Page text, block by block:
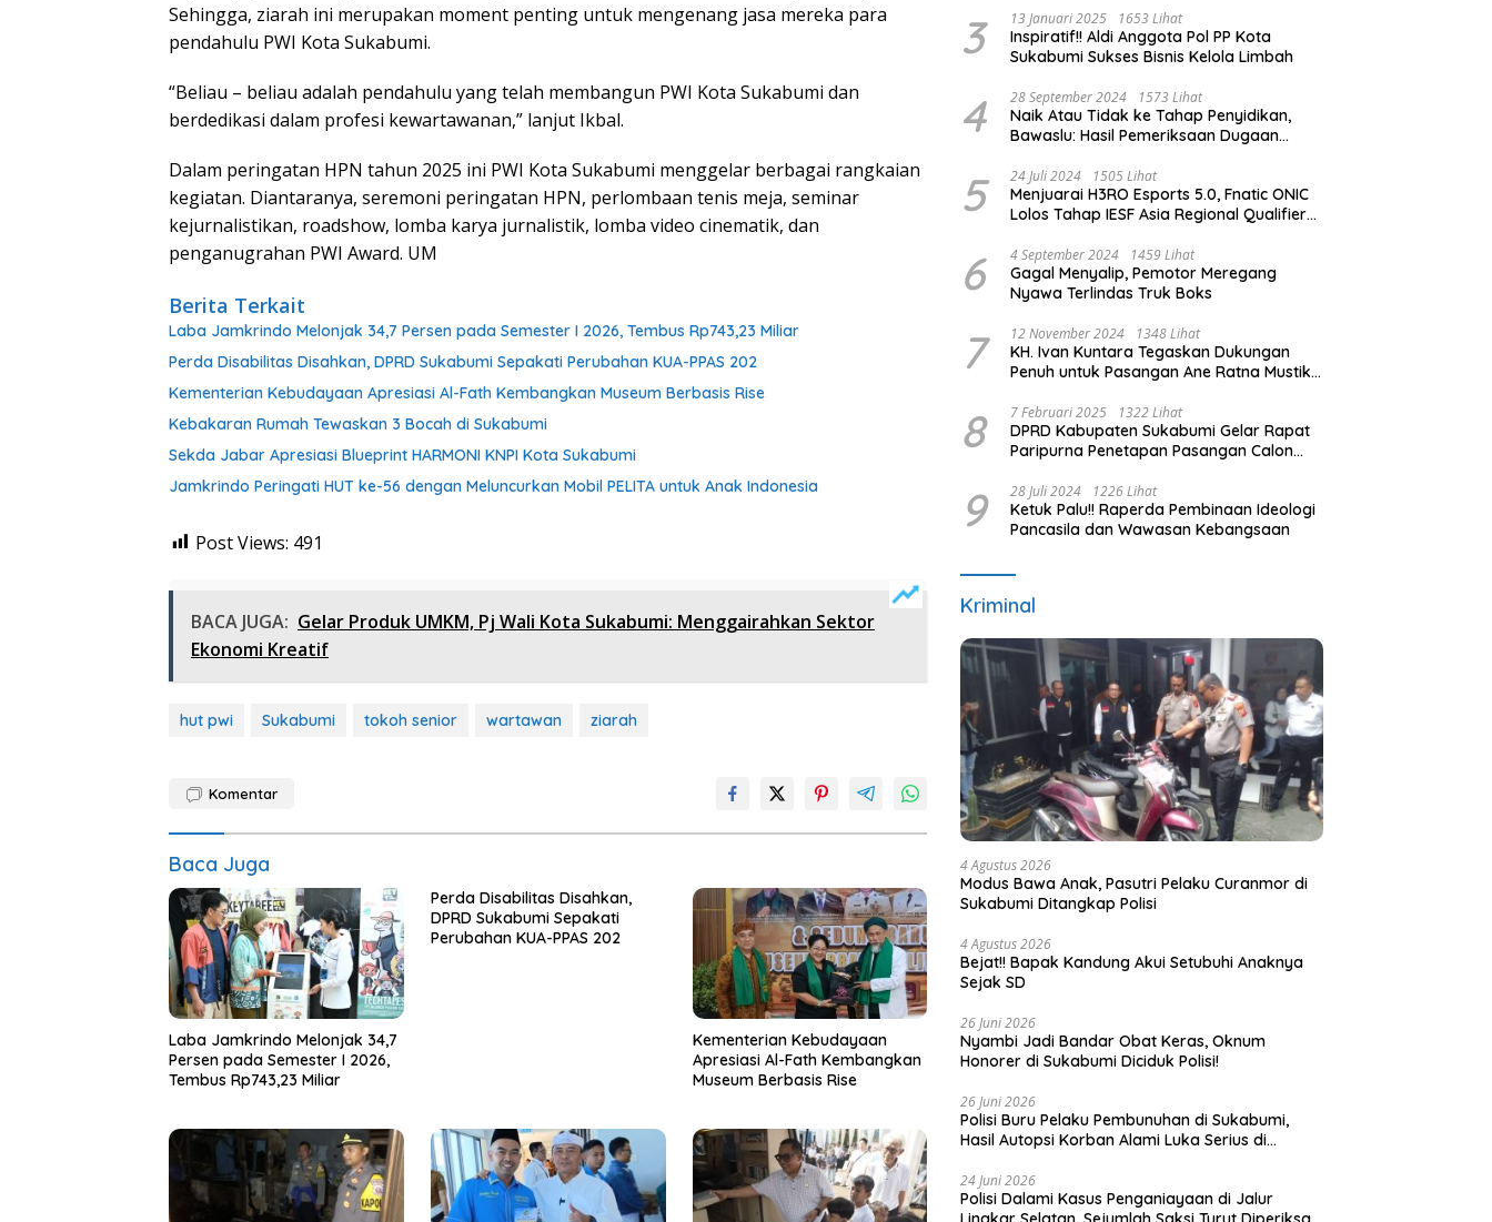
Sehingga, ziarah ini merupakan moment penting untuk mengenang jasa mereka para
pendahulu PWI Kota Sukabumi.
“Beliau – beliau adalah pendahulu yang telah membangun PWI Kota Sukabumi dan
berdedikasi dalam profesi kewartawanan,” lanjut Ikbal.
Dalam peringatan HPN tahun 2025 ini PWI Kota Sukabumi menggelar berbagai rangkaian
kegiatan. Diantaranya, seremoni peringatan HPN, perlombaan tenis meja, seminar
kejurnalistikan, roadshow, lomba karya jurnalistik, lomba video cinematik, dan
penganugrahan PWI Award. UM
Berita Terkait
Laba Jamkrindo Melonjak 34,7 Persen pada Semester I 2026, Tembus Rp743,23 Miliar
Perda Disabilitas Disahkan, DPRD Sukabumi Sepakati Perubahan KUA-PPAS 202
Kementerian Kebudayaan Apresiasi Al-Fath Kembangkan Museum Berbasis Rise
Kebakaran Rumah Tewaskan 3 Bocah di Sukabumi
Sekda Jabar Apresiasi Blueprint HARMONI KNPI Kota Sukabumi
Jamkrindo Peringati HUT ke-56 dengan Meluncurkan Mobil PELITA untuk Anak Indonesia
Post Views: 491
BACA JUGA: Gelar Produk UMKM, Pj Wali Kota Sukabumi: Menggairahkan Sektor
Ekonomi Kreatif
hut pwi Sukabumi tokoh senior wartawan ziarah
Komentar
Baca Juga
Laba Jamkrindo Melonjak 34,7
Persen pada Semester I 2026,
Tembus Rp743,23 Miliar
Perda Disabilitas Disahkan,
DPRD Sukabumi Sepakati
Perubahan KUA-PPAS 202
Kementerian Kebudayaan
Apresiasi Al-Fath Kembangkan
Museum Berbasis Rise
3 13 Januari 2025 1653 Lihat
Inspiratif!! Aldi Anggota Pol PP Kota
Sukabumi Sukses Bisnis Kelola Limbah
4 28 September 2024 1573 Lihat
Naik Atau Tidak ke Tahap Penyidikan,
Bawaslu: Hasil Pemeriksaan Dugaan
5 24 Juli 2024 1505 Lihat
Menjuarai H3RO Esports 5.0, Fnatic ONIC
Lolos Tahap IESF Asia Regional Qualifier
6 4 September 2024 1459 Lihat
Gagal Menyalip, Pemotor Meregang
Nyawa Terlindas Truk Boks
7 12 November 2024 1348 Lihat
KH. Ivan Kuntara Tegaskan Dukungan
Penuh untuk Pasangan Ane Ratna Mustika
Purwakarta 2024
8 7 Februari 2025 1322 Lihat
DPRD Kabupaten Sukabumi Gelar Rapat
Paripurna Penetapan Pasangan Calon
Pejabat Eksekutif
9 28 Juli 2024 1226 Lihat
Ketuk Palu!! Raperda Pembinaan Ideologi
Pancasila dan Wawasan Kebangsaan
Kriminal
4 Agustus 2026
Modus Bawa Anak, Pasutri Pelaku Curanmor di
Sukabumi Ditangkap Polisi
4 Agustus 2026
Bejat!! Bapak Kandung Akui Setubuhi Anaknya
Sejak SD
26 Juni 2026
Nyambi Jadi Bandar Obat Keras, Oknum
Honorer di Sukabumi Diciduk Polisi!
26 Juni 2026
Polisi Buru Pelaku Pembunuhan di Sukabumi,
Hasil Autopsi Korban Alami Luka Serius di
24 Juni 2026
Polisi Dalami Kasus Penganiayaan di Jalur